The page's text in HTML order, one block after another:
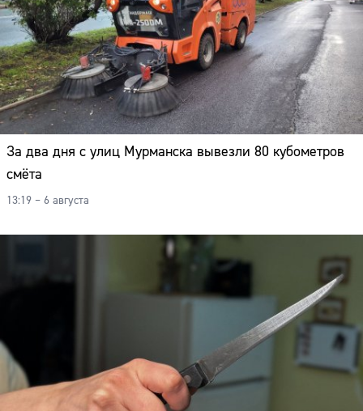
За два дня с улиц Мурманска вывезли 80 кубометров
смёта
13:19 – 6 августа